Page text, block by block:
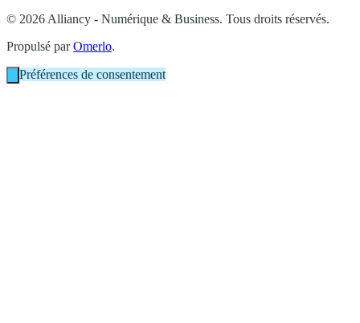
© 2026 Alliancy - Numérique & Business. Tous droits réservés.
Propulsé parOmerlo.
Préférences de consentement